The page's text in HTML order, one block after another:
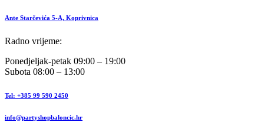
Ante Starčevića 5-A, Koprivnica
Radno vrijeme:
Ponedjeljak-petak 09:00 – 19:00
Subota 08:00 – 13:00
Tel: +385 99 590 2450
info@partyshopbaloncic.hr